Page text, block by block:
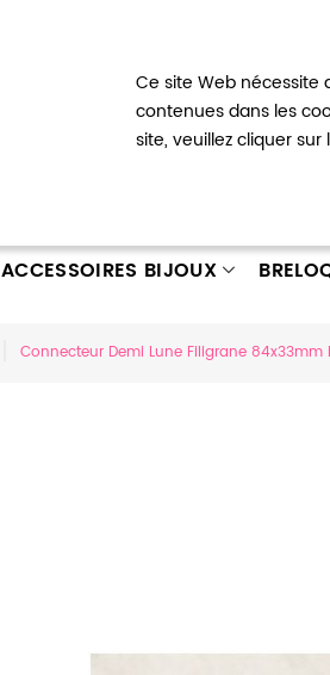
Ce site Web nécessite
contenues dans les
site, veuillez cliquer
ACCESSOIRES BIJOUX
Connecteur Demi Lune Filigrane 84x33mm